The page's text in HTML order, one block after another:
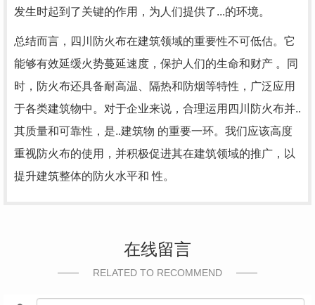
发生时起到了关键的作用，为人们提供了...的环境。
总结而言，四川防火布在建筑领域的重要性不可低估。它
能够有效延缓火势蔓延速度，保护人们的生命和财产 。同
时，防火布还具备耐高温、隔热和防烟等特性，广泛应用
于各类建筑物中。对于企业来说，合理运用四川防火布并..
其质量和可靠性，是..建筑物 的重要一环。我们应该高度
重视防火布的使用，并积极促进其在建筑领域的推广，以
提升建筑整体的防火水平和 性。
在线留言
RELATED TO RECOMMEND